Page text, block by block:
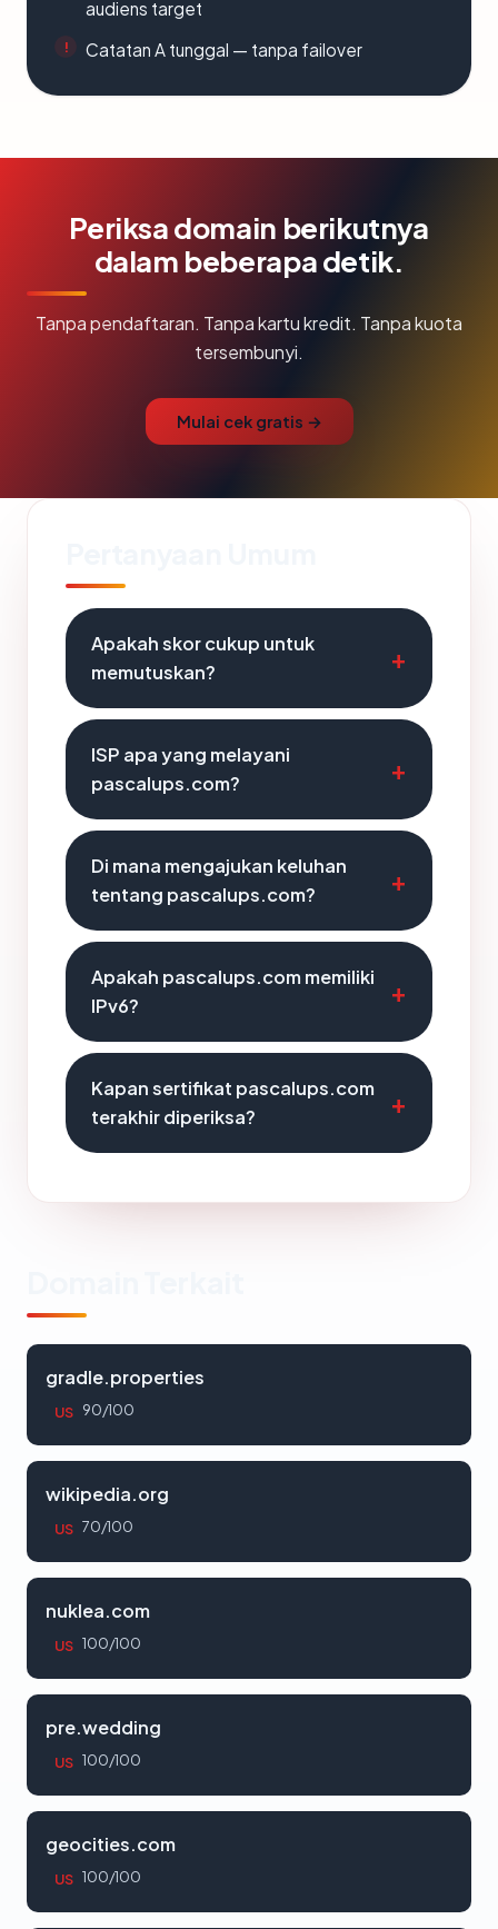
audiens target
Catatan A tunggal — tanpa failover
Periksa domain berikutnya
dalam beberapa detik.
Tanpa pendaftaran. Tanpa kartu kredit. Tanpa kuota
tersembunyi.
Mulai cek gratis →
Apakah skor cukup untuk
memutuskan?
ISP apa yang melayani
pascalups.com?
Di mana mengajukan keluhan
tentang pascalups.com?
Apakah pascalups.com memiliki
IPv6?
Kapan sertifikat pascalups.com
terakhir diperiksa?
gradle.properties
US 90/100
wikipedia.org
US 70/100
nuklea.com
US 100/100
pre.wedding
US 100/100
geocities.com
US 100/100